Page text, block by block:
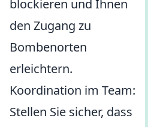
blockieren und Ihnen
den Zugang zu
Bombenorten
erleichtern.
Koordination im Team:
Stellen Sie sicher, dass